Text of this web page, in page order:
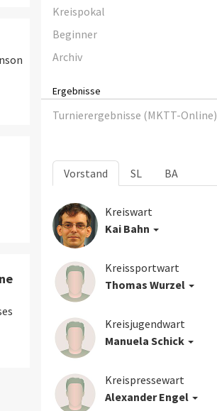
Kreispokal
Beginner
Archiv
Ergebnisse
Turnierergebnisse (MKTT-Online)
Vorstand SL BA
Kreiswart
Kai Bahn
Kreissportwart
Thomas Wurzel
Kreisjugendwart
Manuela Schick
Kreispressewart
Alexander Engel